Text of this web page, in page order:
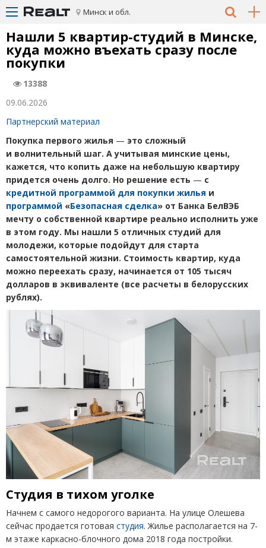
Минск и обл.
Нашли 5 квартир-студий в Минске,
куда можно въехать сразу после
покупки
13388
09.06.2026
Партнерский материал
Покупка первого жилья — это сложный
и волнительный шаг. А учитывая минские цены,
кажется, что копить даже на небольшую квартиру
придется очень долго. Но решение есть — с
кредитной программой для покупки жилья и
программой «Безопасная сделка» от Банка БелВЭБ
мечту о собственной квартире реально исполнить уже
в этом году. Мы нашли 5 отличных студий для
молодежи, которые подойдут для старта
самостоятельной жизни. Стоимость квартир, куда
можно переехать сразу, начинается от 105 тысяч
долларов в эквиваленте (все расчеты в белорусских
рублях).
Студия в тихом уголке
Начнем с самого недорогого варианта. На улице Олешева
сейчас продается готовая студия. Жилье располагается на 7-
м этаже каркасно-блочного дома 2018 года постройки.